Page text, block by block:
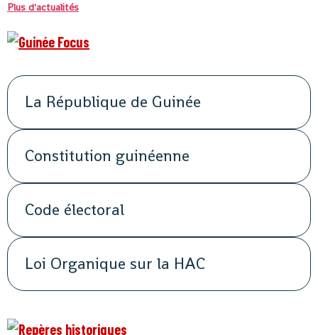
Plus d'actualités
La République de Guinée
Constitution guinéenne
Code électoral
Loi Organique sur la HAC